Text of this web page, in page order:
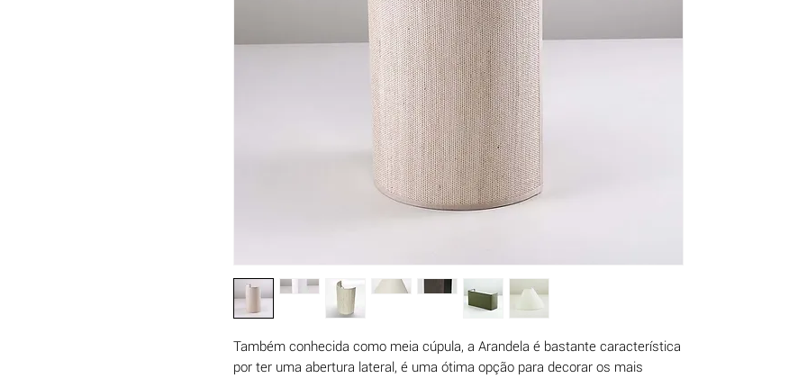
Também conhecida como meia cúpula, a Arandela é bastante característica
por ter uma abertura lateral, é uma ótima opção para decorar os mais